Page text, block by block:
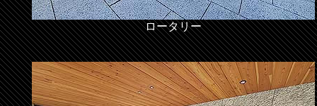
ロータリー